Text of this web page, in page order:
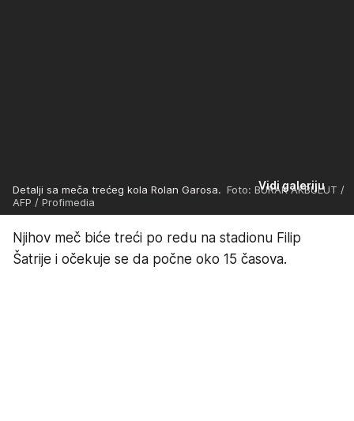
Vidi galeriju
Detalji sa meča trećeg kola Rolan Garosa. Foto: BURAK AKBULUT /
AFP / Profimedia
Njihov meč biće treći po redu na stadionu Filip
Šatrije i očekuje se da počne oko 15 časova.